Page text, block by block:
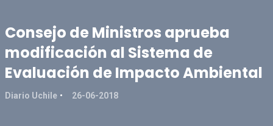
Consejo de Ministros aprueba
modificación al Sistema de
Evaluación de Impacto Ambiental
Diario Uchile 26-06-2018